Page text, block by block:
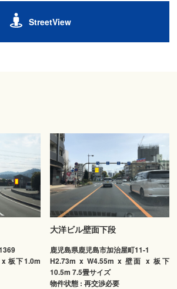
StreetView
板下1.0m
大洋ビル壁面下段
鹿児島県鹿児島市加治屋町11-1
H2.73m x W4.55m x 壁面 x 板下
10.5m 7.5畳サイズ
物件状態 : 再交渉必要